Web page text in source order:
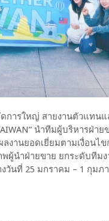
การใหญ่ สายงานตัวแทน
นำทีมผู้บริหารฝ่าย
งานยอดเยี่ยมตามเงื่อนไ
ผู้นำฝ่ายขาย ยกระดับทีม
วันที่ 25 มกราคม – 1 กุมภ